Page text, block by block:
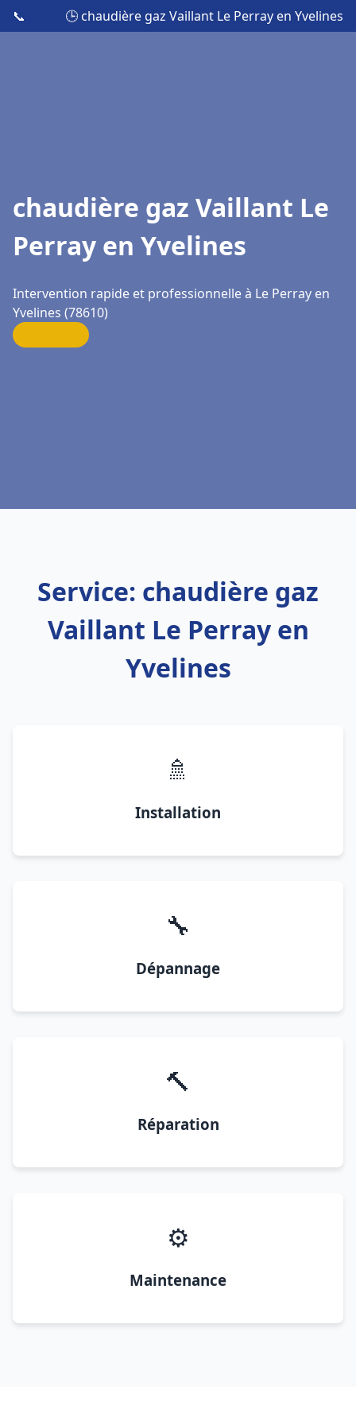
📞 🕒 chaudière gaz Vaillant Le Perray en Yvelines
chaudière gaz Vaillant Le
Perray en Yvelines
Intervention rapide et professionnelle à Le Perray en
Yvelines (78610)
Service: chaudière gaz
Vaillant Le Perray en
Yvelines
🚿
Installation
🔧
Dépannage
🔨
Réparation
⚙️
Maintenance